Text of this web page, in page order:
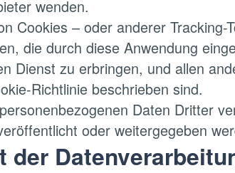
wenden.
Cookies – oder anderer
die durch diese Anwendung
Dienst zu erbringen, und allen
Richtlinie beschrieben sind.
Daten Dritter
oder weitergegeben
der